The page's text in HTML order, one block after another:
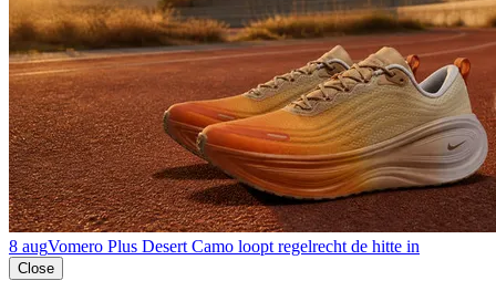
8 augVomero Plus Desert Camo loopt regelrecht de hitte in
Close